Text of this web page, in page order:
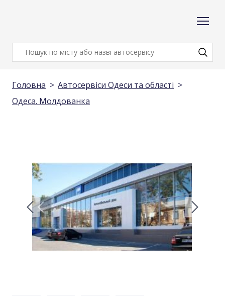
Головна
Автосервіси Одеси та області
Одеса. Молдованка